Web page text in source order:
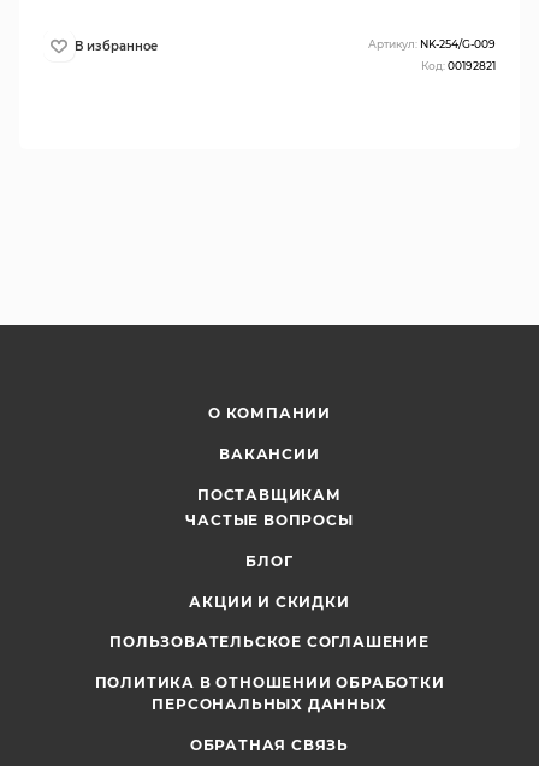
Артикул: NK-254/G-009
Код:00192821
О КОМПАНИИ
ВАКАНСИИ
ПОСТАВЩИКАМ
ЧАСТЫЕ ВОПРОСЫ
БЛОГ
АКЦИИ И СКИДКИ
ПОЛЬЗОВАТЕЛЬСКОЕ СОГЛАШЕНИЕ
ПОЛИТИКА В ОТНОШЕНИИ ОБРАБОТКИ
ПЕРСОНАЛЬНЫХ ДАННЫХ
ОБРАТНАЯ СВЯЗЬ